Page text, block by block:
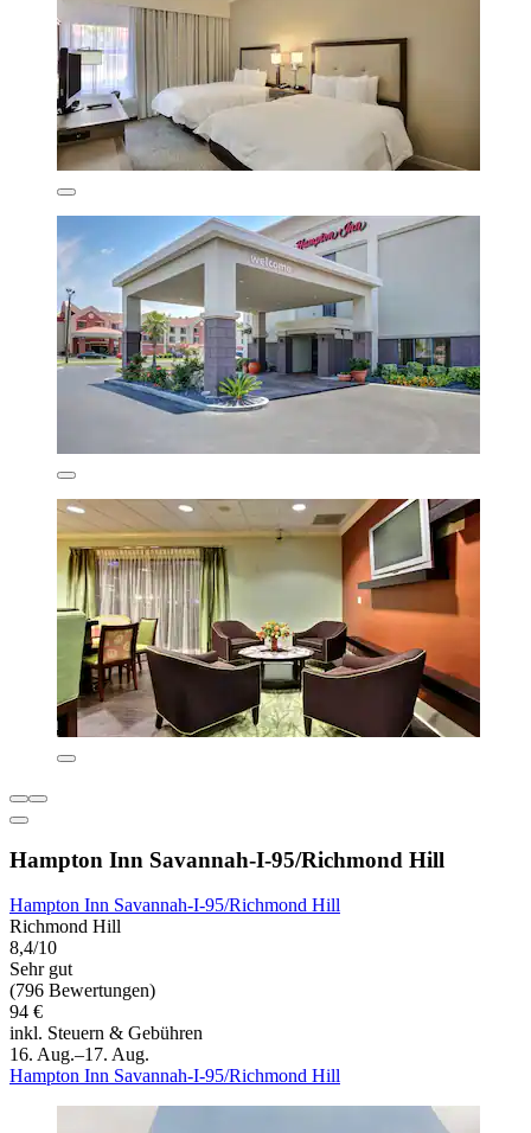
Hampton Inn Savannah-I-95/Richmond Hill
Hampton Inn Savannah-I-95/Richmond Hill
Richmond Hill
8,4/10
Sehr gut
(796 Bewertungen)
94 €
inkl. Steuern & Gebühren
16. Aug.–17. Aug.
Hampton Inn Savannah-I-95/Richmond Hill